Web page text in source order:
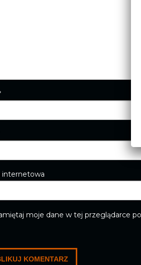
internetowa
moje dane w tej przeglądarce